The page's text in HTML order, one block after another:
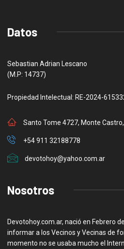
Datos
Sebastian Adrian Lescano
(M.P: 14737)
Propiedad Intelectual: RE-2024-
Santo Tome 4727, Monte
+54 911 32188778
devotohoy@yahoo.com.ar
Nosotros
Devotohoy.com.ar, nació en Febrero
informar a los Vecinos y Vecinas de
momento no se usaba mucho el